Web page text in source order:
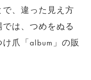
、違った見え方
は、つめをぬる
爪「album」の販